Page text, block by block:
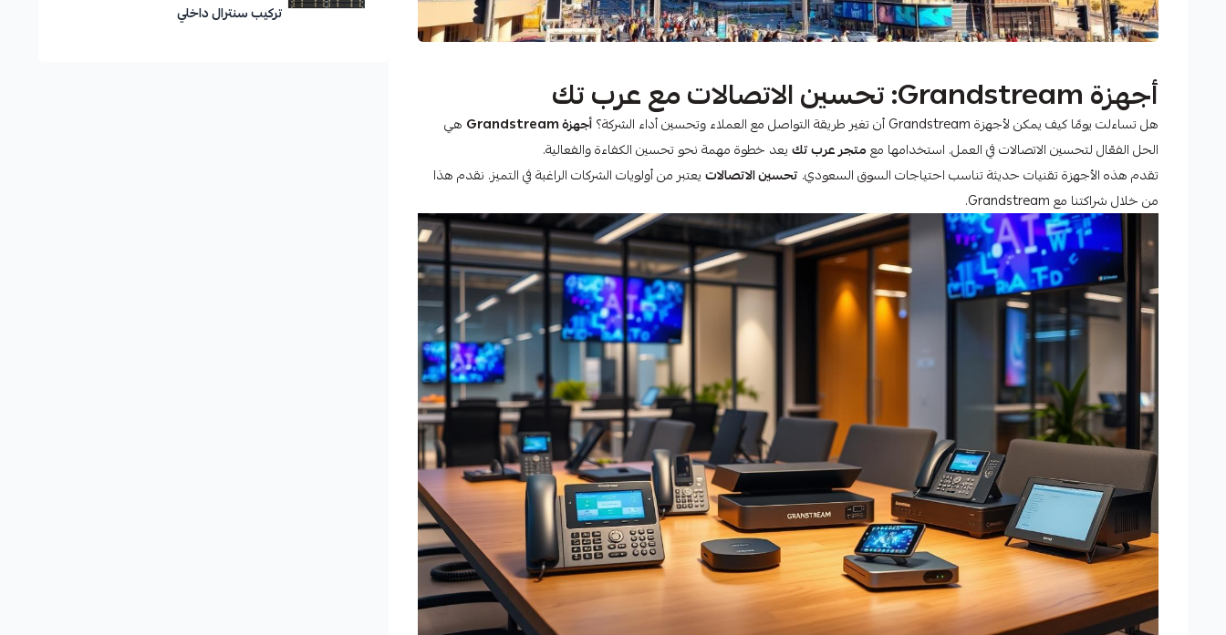
أجهزة Grandstream: تحسين الاتصالات مع عرب تك
هل تساءلت يومًا كيف يمكن لأجهزة Grandstream أن تغير طريقة التواصل مع العملاء وتحسين أداء الشركة؟ أجهزة Grandstream
هي
الحل الفعّال لتحسين الاتصالات في العمل. استخدامها معمتجر عرب تكيعد خطوة مهمة نحو تحسين الكفاءة والفعالية.
تقدم هذه الأجهزة تقنيات حديثة تناسب احتياجات السوق السعودي. تحسين الاتصالاتيعتبر من أولويات الشركات الراغبة في التميز. نقدم هذا
من خلال شراكتنا مع Grandstream.
تركيب سنترال داخلي